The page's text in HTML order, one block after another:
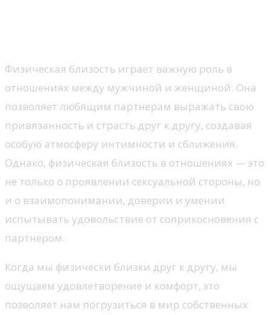
Физическая близость играет важную роль в
отношениях между мужчиной и женщиной. Она
позволяет любящим партнерам выражать свою
привязанность и страсть друг к другу, создавая
особую атмосферу интимности и сближения.
Однако, физическая близость в отношениях — это
не только о проявлении сексуальной стороны, но
и о взаимопонимании, доверии и умении
испытывать удовольствие от соприкосновения с
партнером.
Когда мы физически близки друг к другу, мы
ощущаем удовлетворение и комфорт, это
позволяет нам погрузиться в мир собственных